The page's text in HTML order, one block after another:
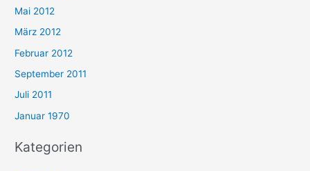
Mai 2012
März 2012
Februar 2012
September 2011
Juli 2011
Januar 1970
Kategorien